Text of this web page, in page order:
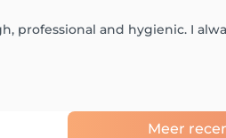
professional and hygienic. I
Meer